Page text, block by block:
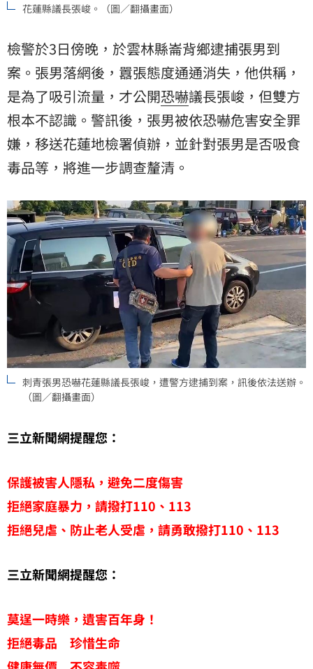
花蓮縣議長張峻。（圖／翻攝畫面）
檢警於3日傍晚，於雲林縣崙背鄉逮捕張男到
案。張男落網後，囂張態度通通消失，他供稱，
是為了吸引流量，才公開恐嚇議長張峻，但雙方
根本不認識。警訊後，張男被依恐嚇危害安全罪
嫌，移送花蓮地檢署偵辦，並針對張男是否吸食
毒品等，將進一步調查釐清。
刺青張男恐嚇花蓮縣議長張峻，遭警方逮捕到案，訊後依法送辦。
（圖／翻攝畫面）
三立新聞網提醒您：
保護被害人隱私，避免二度傷害
拒絕家庭暴力，請撥打110、113
拒絕兒虐、防止老人受虐，請勇敢撥打110、113
三立新聞網提醒您：
莫逞一時樂，遺害百年身！
拒絕毒品 珍惜生命